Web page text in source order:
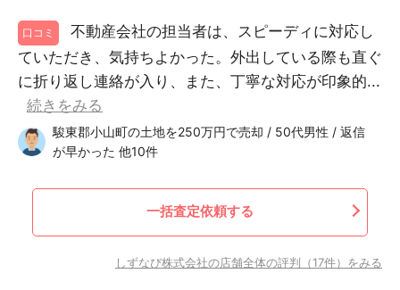
口コミ
不動産会社の担当者は、スピーディに対応し
ていただき、気持ちよかった。外出している際も直ぐ
に折り返し連絡が入り、また、丁寧な対応が印象的...
続きをみる
駿東郡小山町の土地を250万円で売却 / 50代男性 / 返信
が早かった 他10件
一括査定依頼する
しずなび株式会社の店舗全体の評判（17件）をみる